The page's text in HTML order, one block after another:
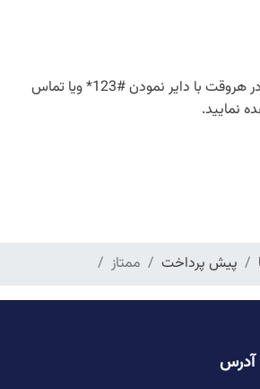
شما میتوانید صورت حساب کریدت تانرا در هروقت با دایر نمودن #123* ویا تماس
پیش پرداخت ممتاز
آدرس